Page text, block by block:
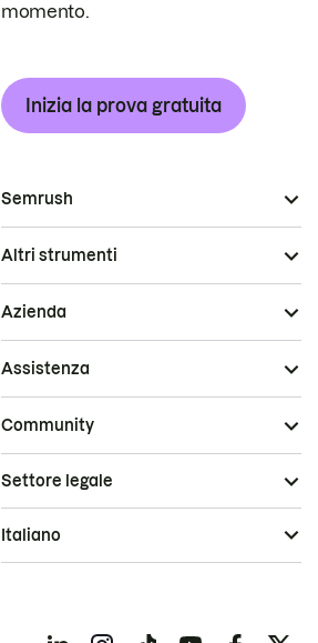
momento.
Inizia la prova gratuita
Semrush
Altri strumenti
Azienda
Assistenza
Community
Settore legale
Italiano